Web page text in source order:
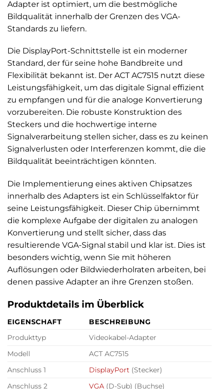
Adapter ist optimiert, um die bestmögliche
Bildqualität innerhalb der Grenzen des VGA-
Standards zu liefern.
Die DisplayPort-Schnittstelle ist ein moderner
Standard, der für seine hohe Bandbreite und
Flexibilität bekannt ist. Der ACT AC7515 nutzt diese
Leistungsfähigkeit, um das digitale Signal effizient
zu empfangen und für die analoge Konvertierung
vorzubereiten. Die robuste Konstruktion des
Steckers und die hochwertige interne
Signalverarbeitung stellen sicher, dass es zu keinen
Signalverlusten oder Interferenzen kommt, die die
Bildqualität beeinträchtigen könnten.
Die Implementierung eines aktiven Chipsatzes
innerhalb des Adapters ist ein Schlüsselfaktor für
seine Leistungsfähigkeit. Dieser Chip übernimmt
die komplexe Aufgabe der digitalen zu analogen
Konvertierung und stellt sicher, dass das
resultierende VGA-Signal stabil und klar ist. Dies ist
besonders wichtig, wenn Sie mit höheren
Auflösungen oder Bildwiederholraten arbeiten, bei
denen passive Adapter an ihre Grenzen stoßen.
Produktdetails im Überblick
EIGENSCHAFT
BESCHREIBUNG
Produkttyp
Videokabel-Adapter
Modell
ACT AC7515
Anschluss 1
DisplayPort (Stecker)
Anschluss 2
VGA (D-Sub) (Buchse)